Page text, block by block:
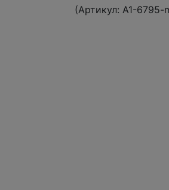
(Артикул: A1-6795-